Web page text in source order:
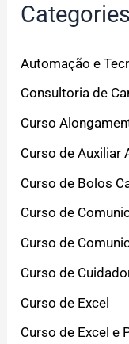
Categories
Automação e
Consultoria de
Curso
Curso de Auxiliar
Curso de Bolos
Curso de
Curso de
Curso de
Curso de Excel
Curso de Excel e